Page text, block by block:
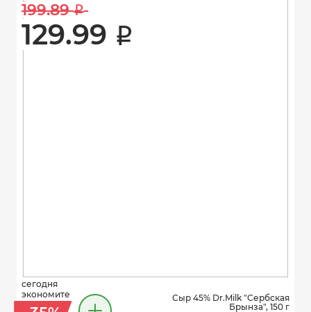
199.89 i
129.99 i
сегодня
экономите
Сыр 45% Dr.Milk "Сербская
Брынза", 150 г